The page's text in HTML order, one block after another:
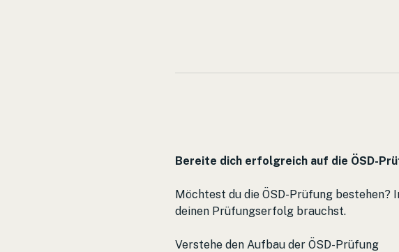
Bereite dich erfolgreich auf die ÖSD-
Möchtest du die ÖSD-Prüfung bestehen?
deinen Prüfungserfolg brauchst.
Verstehe den Aufbau der ÖSD-Prüfung